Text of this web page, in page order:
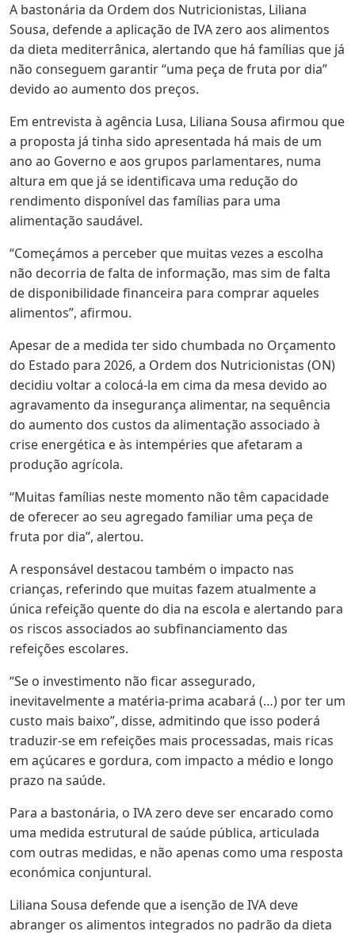
A bastonária da Ordem dos Nutricionistas, Liliana
Sousa, defende a aplicação de IVA zero aos alimentos
da dieta mediterrânica, alertando que há famílias que já
não conseguem garantir “uma peça de fruta por dia”
devido ao aumento dos preços.
Em entrevista à agência Lusa, Liliana Sousa afirmou que
a proposta já tinha sido apresentada há mais de um
ano ao Governo e aos grupos parlamentares, numa
altura em que já se identificava uma redução do
rendimento disponível das famílias para uma
alimentação saudável.
“Começámos a perceber que muitas vezes a escolha
não decorria de falta de informação, mas sim de falta
de disponibilidade financeira para comprar aqueles
alimentos”, afirmou.
Apesar de a medida ter sido chumbada no Orçamento
do Estado para 2026, a Ordem dos Nutricionistas (ON)
decidiu voltar a colocá-la em cima da mesa devido ao
agravamento da insegurança alimentar, na sequência
do aumento dos custos da alimentação associado à
crise energética e às intempéries que afetaram a
produção agrícola.
“Muitas famílias neste momento não têm capacidade
de oferecer ao seu agregado familiar uma peça de
fruta por dia”, alertou.
A responsável destacou também o impacto nas
crianças, referindo que muitas fazem atualmente a
única refeição quente do dia na escola e alertando para
os riscos associados ao subfinanciamento das
refeições escolares.
“Se o investimento não ficar assegurado,
inevitavelmente a matéria-prima acabará (…) por ter um
custo mais baixo”, disse, admitindo que isso poderá
traduzir-se em refeições mais processadas, mais ricas
em açúcares e gordura, com impacto a médio e longo
prazo na saúde.
Para a bastonária, o IVA zero deve ser encarado como
uma medida estrutural de saúde pública, articulada
com outras medidas, e não apenas como uma resposta
económica conjuntural.
Liliana Sousa defende que a isenção de IVA deve
abranger os alimentos integrados no padrão da dieta